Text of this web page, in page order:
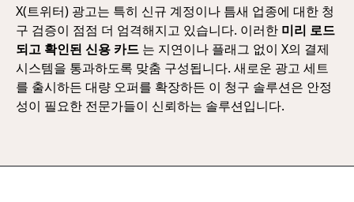
X(트위터) 광고는 특히 신규 계정이나 틈새 업종에 대한 청
구 검증이 점점 더 엄격해지고 있습니다. 이러한 미리 로드
되고 확인된 신용 카드 는 지연이나 플래그 없이 X의 결제
시스템을 통과하도록 맞춤 구성됩니다. 새로운 광고 세트
를 출시하든 대량 오퍼를 확장하든 이 청구 솔루션은 안정
성이 필요한 전문가들이 신뢰하는 솔루션입니다.